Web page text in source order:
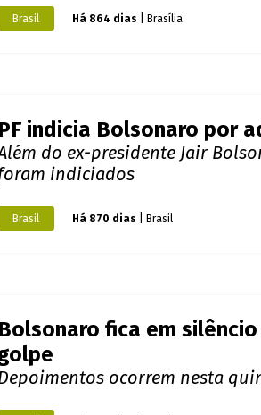
Brasil Há 864 dias | Brasília
PF indicia Bolsonaro por
do ex-presidente Jair
indiciados
Brasil Há 870 dias | Brasil
Bolsonaro fica em
ocorrem nesta